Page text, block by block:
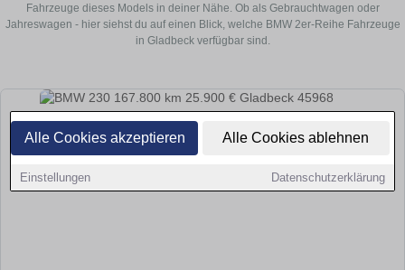
Alle Cookies akzeptieren Alle Cookies ablehnen
Einstellungen Datenschutzerklärung
Fahrzeuge dieses Models in deiner Nähe. Ob als Gebrauchtwagen oder
Jahreswagen - hier siehst du auf einen Blick, welche BMW 2er-Reihe Fahrzeuge
in Gladbeck verfügbar sind.